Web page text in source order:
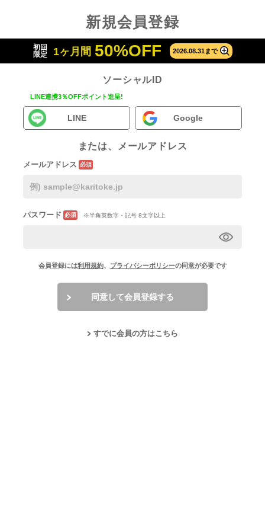
新規会員登録
初回
限定
1ヶ月間 50%OFF 2026.08.31まで
ソーシャルID
LINE連携3％OFFポイント進呈!
LINE Google
または、メールアドレス
メールアドレス 必須
パスワード 必須 ※半角英数字・記号 8文字以上
会員登録には利用規約、 プライバシーポリシーの同意が必要です
同意して会員登録する
すでに会員の方はこちら